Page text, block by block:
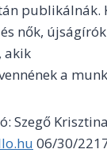
publikálnák.
nők,
akik
a
Szegő Krisztina
06/30/